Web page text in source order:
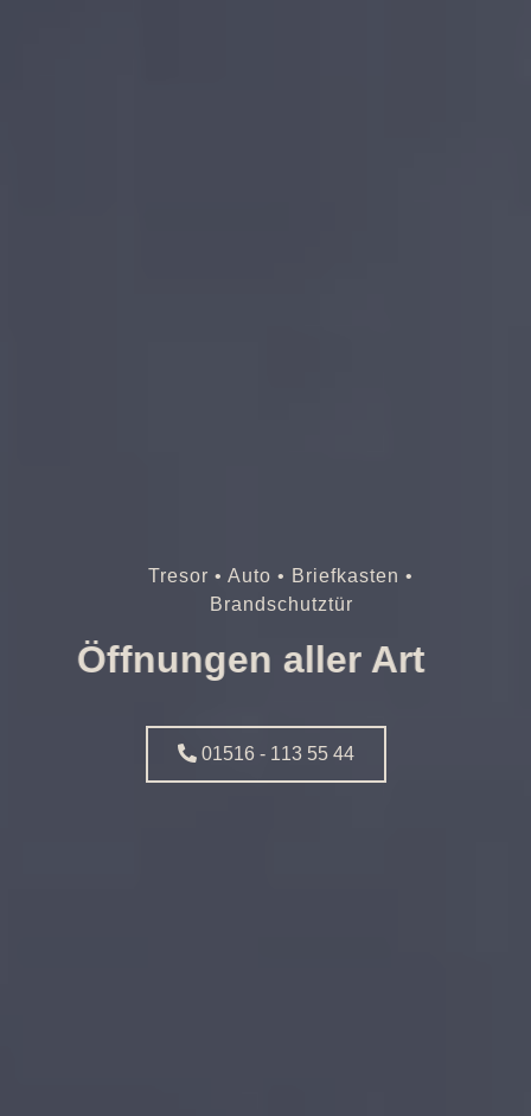
Tresor • Auto • Briefkasten •
Brandschutztür
Öffnungen aller Art
01516 - 113 55 44